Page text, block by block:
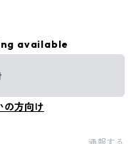
available
の方向け